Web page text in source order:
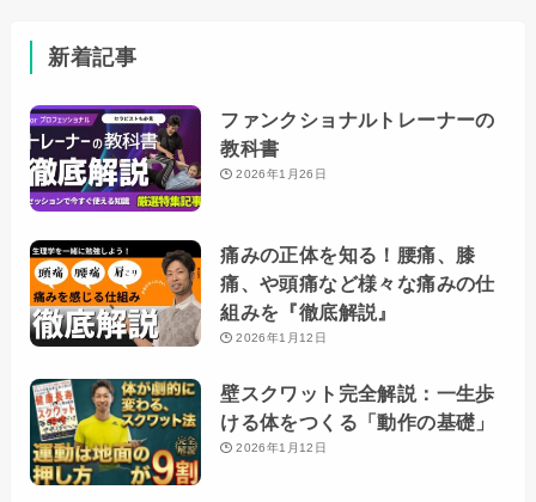
新着記事
ファンクショナルトレーナーの
教科書
2026年1月26日
痛みの正体を知る！腰痛、膝
痛、や頭痛など様々な痛みの仕
組みを『徹底解説』
2026年1月12日
壁スクワット完全解説：一生歩
ける体をつくる「動作の基礎」
2026年1月12日